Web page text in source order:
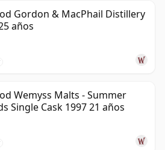
Gordon & MacPhail Distillery
años
Wemyss Malts - Summer
Single Cask 1997 21 años